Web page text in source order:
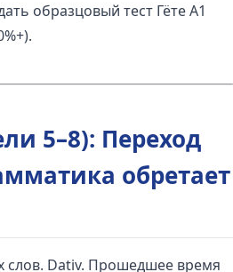
образцовый тест Гёте A1
5–8): Переход
обретает
слов. Dativ. Прошедшее время